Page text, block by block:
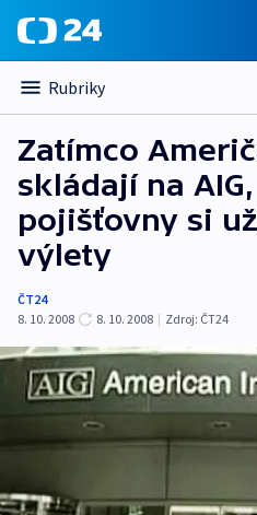
Rubriky
Zatímco
skládají na
pojišťovny si
výlety
ČT24
8. 10. 2008
8. 10. 2008 | Zdroj: ČT24